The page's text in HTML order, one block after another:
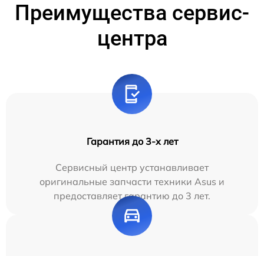
Преимущества сервис-
центра
Гарантия до 3-х лет
Сервисный центр устанавливает
оригинальные запчасти техники Asus и
предоставляет гарантию до 3 лет.